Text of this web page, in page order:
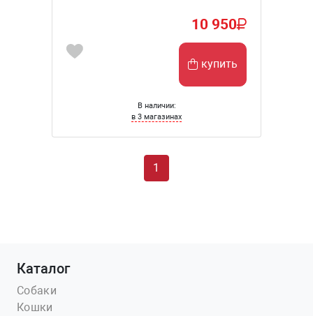
10 950
купить
В наличии:
в 3 магазинах
1
Каталог
Собаки
Кошки